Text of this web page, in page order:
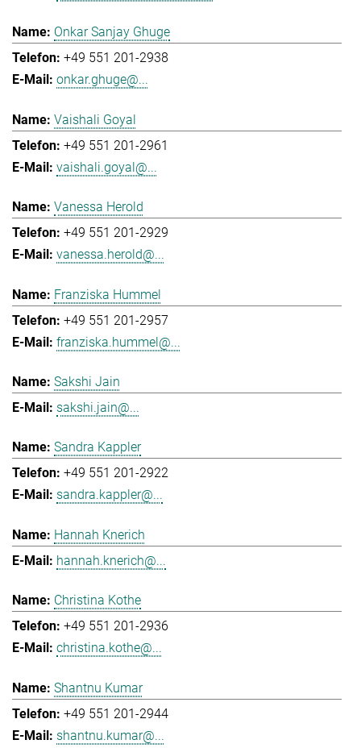
Onkar Sanjay Ghuge
+49 551 201-2938
onkar.ghuge@...
Vaishali Goyal
+49 551 201-2961
vaishali.goyal@...
Vanessa Herold
+49 551 201-2929
vanessa.herold@...
Franziska Hummel
+49 551 201-2957
franziska.hummel@...
Sakshi Jain
sakshi.jain@...
Sandra Kappler
+49 551 201-2922
sandra.kappler@...
Hannah Knerich
hannah.knerich@...
Christina Kothe
+49 551 201-2936
christina.kothe@...
Shantnu Kumar
+49 551 201-2944
shantnu.kumar@...